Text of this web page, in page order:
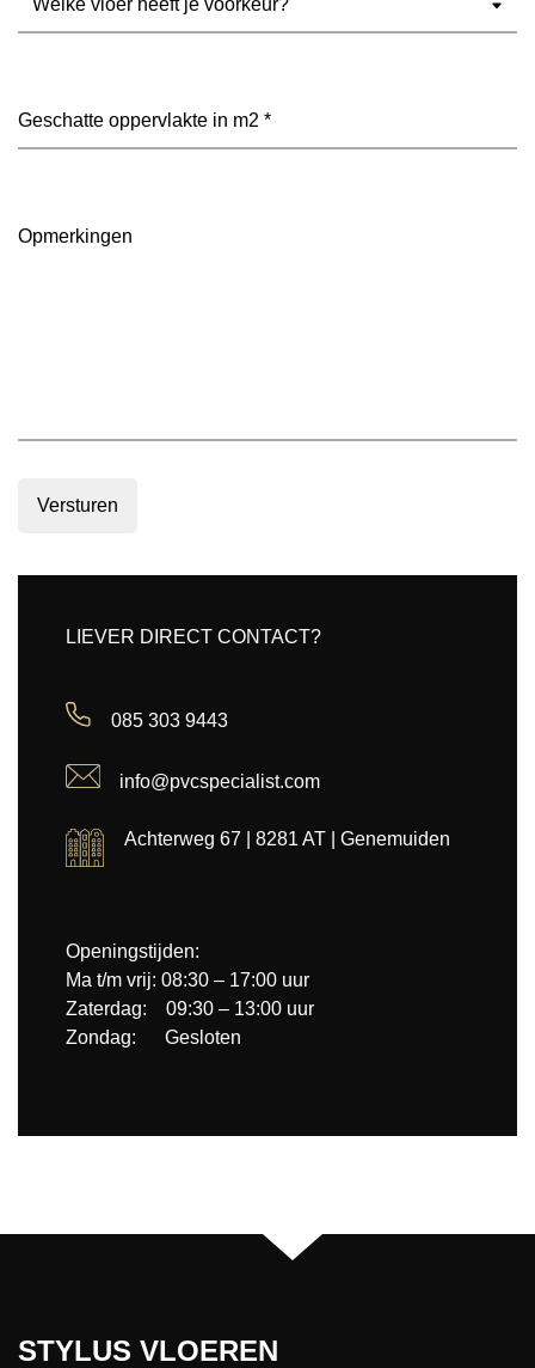
Geschatte
Opmerkingen
Versturen
LIEVER DIRECT CONTACT?
085 303 9443
info@pvcspecialist.com
Achterweg 67 | 8281 AT | Genemuiden
Openingstijden:
Ma t/m vrij: 08:30 – 17:00 uur
Zaterdag: 09:30 – 13:00 uur
Zondag: Gesloten
STYLUS VLOEREN